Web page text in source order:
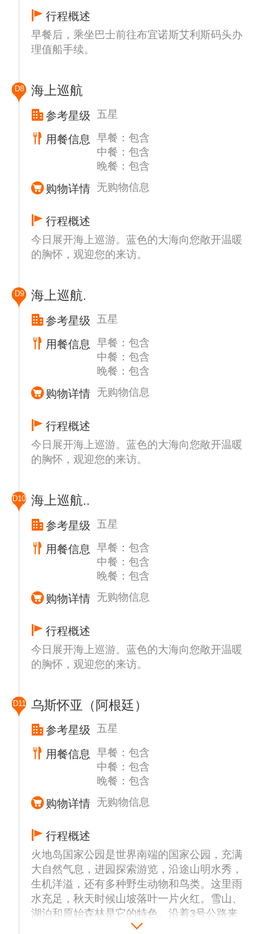
行程概述
早餐后，乘坐巴士前往布宜诺斯艾利斯码头办
理值船手续。
D8 海上巡航
参考星级 五星
用餐信息
早餐：包含
中餐：包含
晚餐：包含
购物详情 无购物信息
行程概述
今日展开海上巡游。蓝色的大海向您敞开温暖
的胸怀，观迎您的来访。
D9 海上巡航.
参考星级 五星
用餐信息
早餐：包含
中餐：包含
晚餐：包含
购物详情 无购物信息
行程概述
今日展开海上巡游。蓝色的大海向您敞开温暖
的胸怀，观迎您的来访。
D10 海上巡航..
参考星级 五星
用餐信息
早餐：包含
中餐：包含
晚餐：包含
购物详情 无购物信息
行程概述
今日展开海上巡游。蓝色的大海向您敞开温暖
的胸怀，观迎您的来访。
D11 乌斯怀亚（阿根廷）
参考星级 五星
用餐信息
早餐：包含
中餐：包含
晚餐：包含
购物详情 无购物信息
行程概述
火地岛国家公园是世界南端的国家公园，充满
大自然气息，进园探索游览，沿途山明水秀，
生机洋溢，还有多种野生动物和鸟类。这里雨
水充足，秋天时候山坡落叶一片火红。雪山、
湖泊和原始森林是它的特色。沿着3号公路来
到阿莱曼主教市野营地火车站，乘坐小火车前